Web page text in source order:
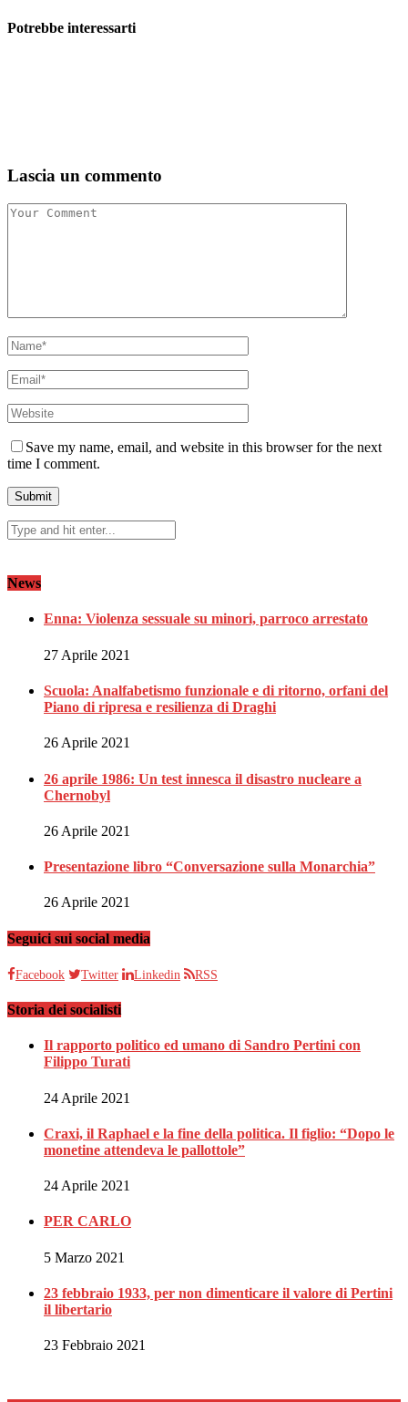
Potrebbe interessarti
Lascia un commento
Save my name, email, and website in this browser for the next
time I comment.
News
Enna: Violenza sessuale su minori, parroco arrestato
27 Aprile 2021
Scuola: Analfabetismo funzionale e di ritorno, orfani del
Piano di ripresa e resilienza di Draghi
26 Aprile 2021
26 aprile 1986: Un test innesca il disastro nucleare a
Chernobyl
26 Aprile 2021
Presentazione libro “Conversazione sulla Monarchia”
26 Aprile 2021
Seguici sui social media
Facebook Twitter Linkedin RSS
Storia dei socialisti
Il rapporto politico ed umano di Sandro Pertini con
Filippo Turati
24 Aprile 2021
Craxi, il Raphael e la fine della politica. Il figlio: “Dopo le
monetine attendeva le pallottole”
24 Aprile 2021
PER CARLO
5 Marzo 2021
23 febbraio 1933, per non dimenticare il valore di Pertini
il libertario
23 Febbraio 2021